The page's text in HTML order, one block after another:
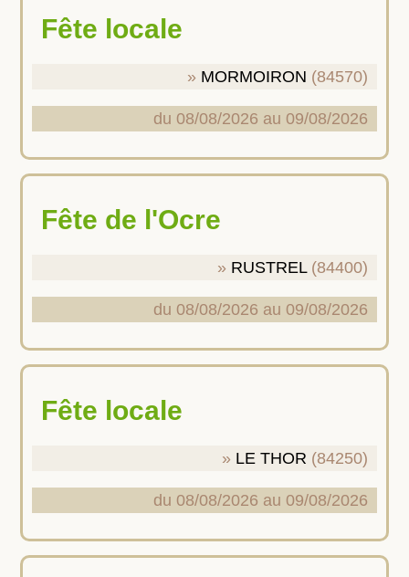
Fête locale
MORMOIRON (84570)
du 08/08/2026 au 09/08/2026
Fête de l'Ocre
RUSTREL(84400)
du 08/08/2026 au 09/08/2026
Fête locale
LE THOR (84250)
du 08/08/2026 au 09/08/2026